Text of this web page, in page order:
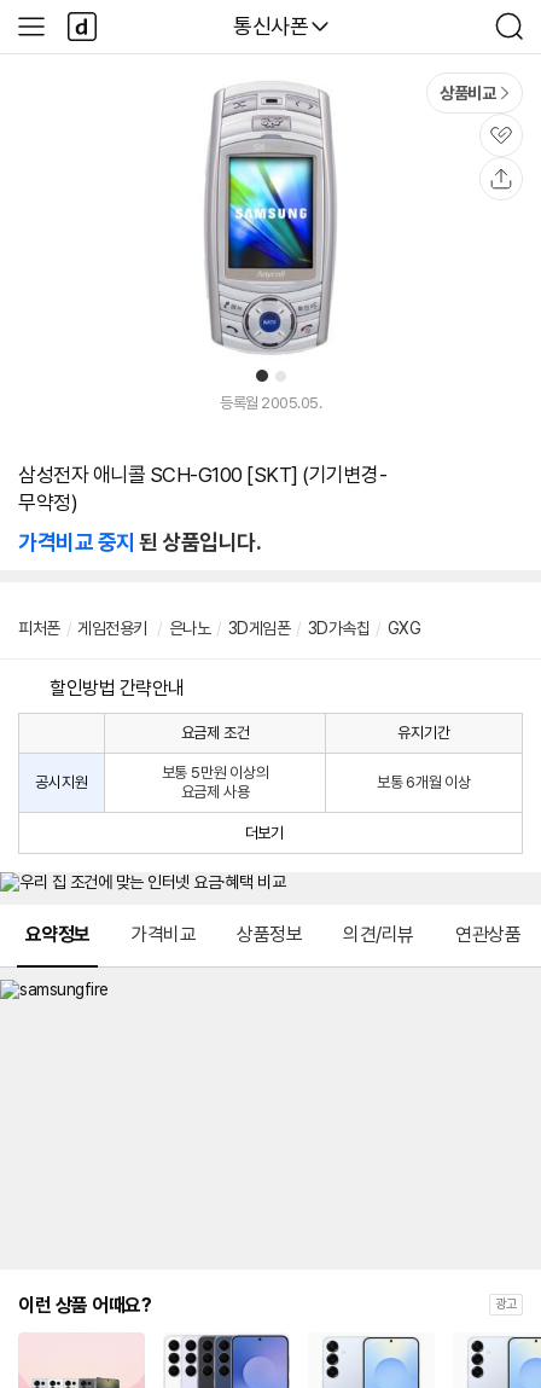
다나와
통신사폰
검
색
사
이
다
나
와
1 2
상품비교
관
심
등록월 2005.05.
삼성전자 애니콜 SCH-G100 [SKT] (기기변경-
무약정)
가격비교 중지 된 상품입니다.
피처폰 / 게임전용키 / 은나노 / 3D게임폰 / 3D가속칩 / GXG
할인방법 간략안내
원
선
택
약
정
는
대
략
인
사
인
법
요금제 조건 유지기간
공시지원
보통 5만원 이상의
요금제 사용
보통 6개월 이상
더보기
요약정보 가격비교 상품정보 의견/리뷰 연관상품
이런 상품 어때요? 광고